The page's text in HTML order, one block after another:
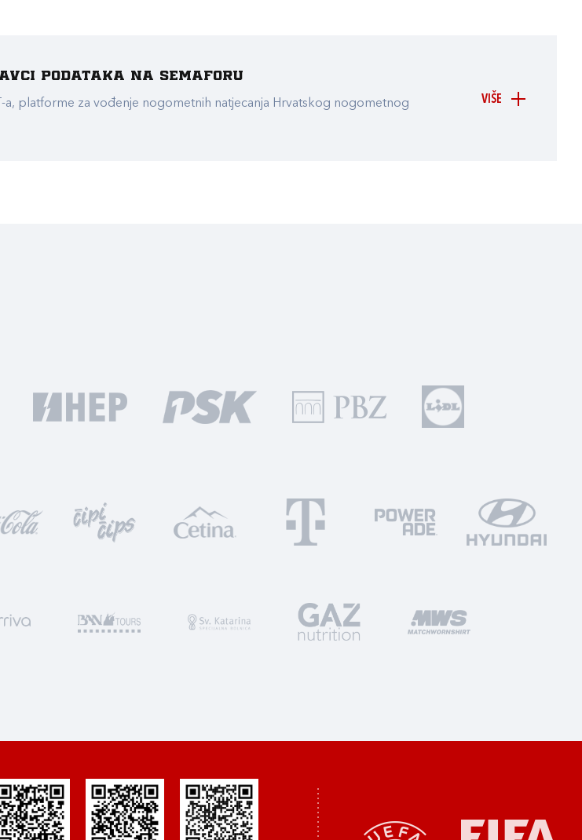
VIŠE
podataka na Semaforu
platforme za vođenje nogometnih natjecanja Hrvatskog nogometnog